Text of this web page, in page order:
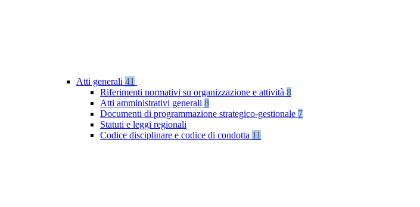
Atti generali 41
Riferimenti normativi su organizzazione e attività 8
Atti amministrativi generali 8
Documenti di programmazione strategico-gestionale 7
Statuti e leggi regionali
Codice disciplinare e codice di condotta 11